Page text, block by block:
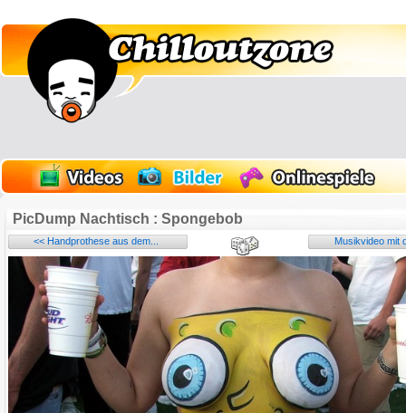
PicDump Nachtisch : Spongebob
<< Handprothese aus dem... Musikvideo mit
Name: